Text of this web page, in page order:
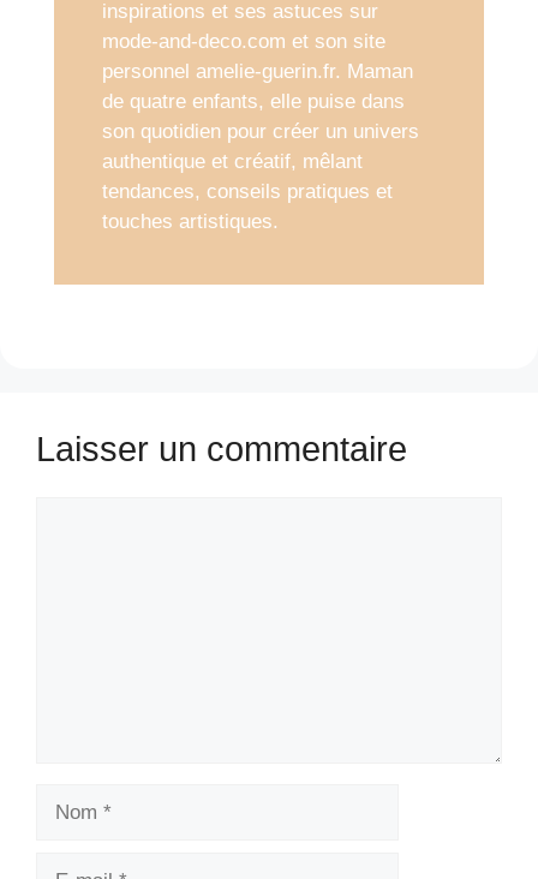
inspirations et ses astuces sur
mode-and-deco.com et son site
personnel amelie-guerin.fr. Maman
de quatre enfants, elle puise dans
son quotidien pour créer un univers
authentique et créatif, mêlant
tendances, conseils pratiques et
touches artistiques.
Laisser un commentaire